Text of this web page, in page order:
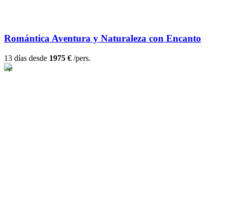
Romántica Aventura y Naturaleza con Encanto
13 días desde 1975 € /pers.